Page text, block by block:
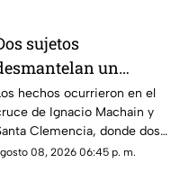
sujetos
un
a plena luz del
en Guadalajara
hechos ocurrieron en el
de Ignacio Machain y
Clemencia, donde dos
fueron captados
08, 2026 06:45 p. m.